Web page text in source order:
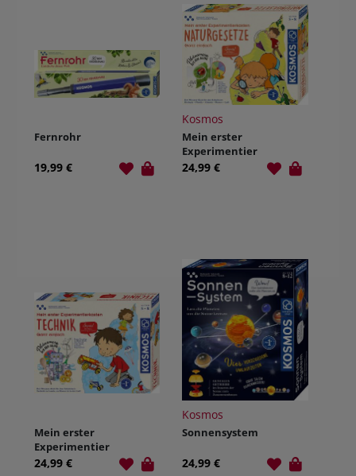
Fernrohr
19,99 €
Kosmos
Mein erster
Experimentier
kasten
24,99 €
Mein erster
Experimentier
kasten
24,99 €
Kosmos
Sonnensystem
24,99 €